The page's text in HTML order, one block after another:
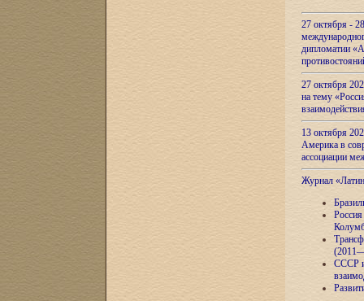
27 октября -
дипломатии
27 октября
на тему
13 октября
Америка в
ассоциации
Журнал
СССР и